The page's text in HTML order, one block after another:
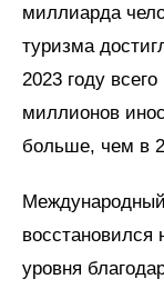
миллиарда
туризма
2023 году
миллионов
больше, чем в
восстановился
уровня